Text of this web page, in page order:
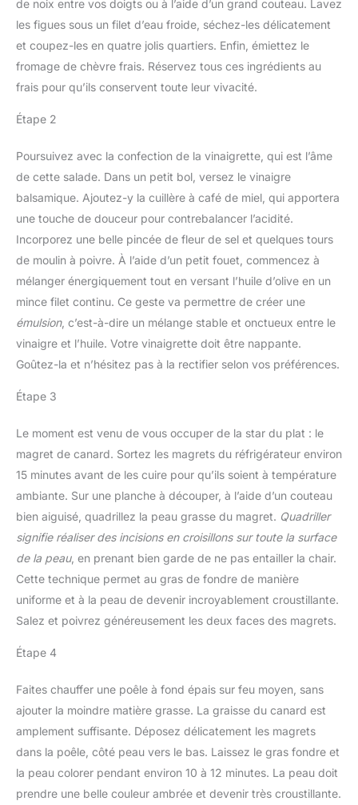
de noix entre vos doigts ou à l’aide d’un grand couteau. Lavez
les figues sous un filet d’eau froide, séchez-les délicatement
et coupez-les en quatre jolis quartiers. Enfin, émiettez le
fromage de chèvre frais. Réservez tous ces ingrédients au
frais pour qu’ils conservent toute leur vivacité.
Étape 2
Poursuivez avec la confection de la vinaigrette, qui est l’âme
de cette salade. Dans un petit bol, versez le vinaigre
balsamique. Ajoutez-y la cuillère à café de miel, qui apportera
une touche de douceur pour contrebalancer l’acidité.
Incorporez une belle pincée de fleur de sel et quelques tours
de moulin à poivre. À l’aide d’un petit fouet, commencez à
mélanger énergiquement tout en versant l’huile d’olive en un
mince filet continu. Ce geste va permettre de créer une
émulsion, c’est-à-dire un mélange stable et onctueux entre le
vinaigre et l’huile. Votre vinaigrette doit être nappante.
Goûtez-la et n’hésitez pas à la rectifier selon vos préférences.
Étape 3
Le moment est venu de vous occuper de la star du plat : le
magret de canard. Sortez les magrets du réfrigérateur environ
15 minutes avant de les cuire pour qu’ils soient à température
ambiante. Sur une planche à découper, à l’aide d’un couteau
bien aiguisé, quadrillez la peau grasse du magret. Quadriller
signifie réaliser des incisions en croisillons sur toute la surface
de la peau, en prenant bien garde de ne pas entailler la chair.
Cette technique permet au gras de fondre de manière
uniforme et à la peau de devenir incroyablement croustillante.
Salez et poivrez généreusement les deux faces des magrets.
Étape 4
Faites chauffer une poêle à fond épais sur feu moyen, sans
ajouter la moindre matière grasse. La graisse du canard est
amplement suffisante. Déposez délicatement les magrets
dans la poêle, côté peau vers le bas. Laissez le gras fondre et
la peau colorer pendant environ 10 à 12 minutes. La peau doit
prendre une belle couleur ambrée et devenir très croustillante.